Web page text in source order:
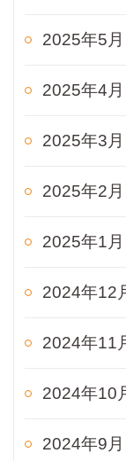
2025年5月
2025年4月
2025年3月
2025年2月
2025年1月
2024年12
2024年11
2024年10
2024年9月